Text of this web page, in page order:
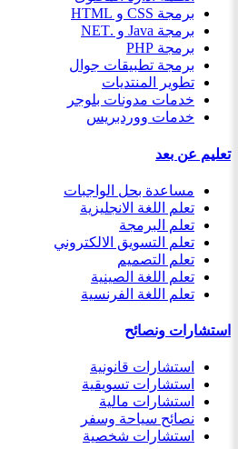
برمجة CSS و HTML
برمجة Java و .NET
برمجة PHP
برمجة تطبيقات جوال
تطوير المنتديات
خدمات مدونات بلوجر
خدمات ووردبريس
تعليم عن بعد
مساعدة بحل الواجبات
تعلم اللغة الانجليزية
تعلم البرمجة
تعلم التسويق الالكتروني
تعلم التصميم
تعلم اللغة الصينية
تعلم اللغة الفرنسية
استشارات ونصائح
استشارات قانونية
استشارات تسويقية
استشارات مالية
نصائح سياحة وسفر
استشارات شخصية